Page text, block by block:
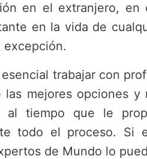
en el extranjero,
en la vida de
excepción.
trabajar con
las mejores opciones y
al tiempo que le
todo el proceso. Si
de Mundo lo